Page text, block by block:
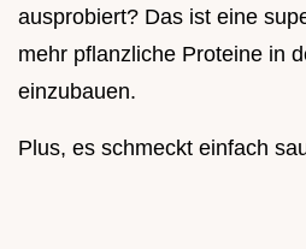
ausprobiert? Das ist eine
mehr pflanzliche Proteine in
einzubauen.
Plus, es schmeckt einfach